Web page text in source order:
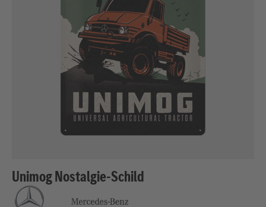
Unimog Nostalgie-Schild